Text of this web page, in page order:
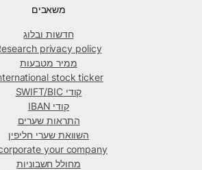
משאבים
חדשות ובלוג
Research privacy policy
ממיר מטבעות
International stock ticker
קודי SWIFT/BIC
קודי IBAN
התראות שערים
השוואת שערי חליפין
Incorporate your company
מחולל חשבוניות